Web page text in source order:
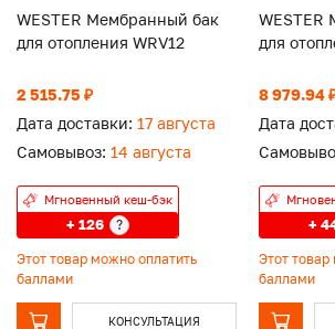
WESTER Мембранный бак
для отопления WRV12
2 515.75 ₽
Дата доставки: 17 августа
Самовывоз: 14 августа
Мгновенный кеш-бэк
+ 126 ?
Этот товар можно оплатить
баллами
КОНСУЛЬТАЦИЯ
WESTER
для
8 979.94
Дата
+
Этот
баллами